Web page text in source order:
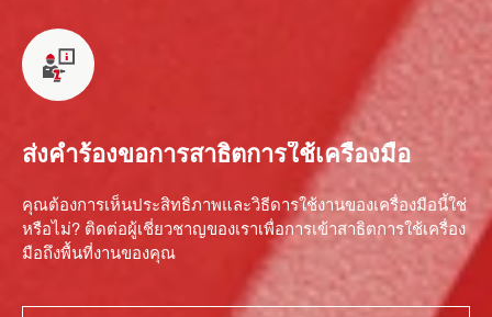
ส่งคำร้องขอการสาธิตการใช้เครื่องมือ
คุณต้องการเห็นประสิทธิภาพและวิธีดารใช้งานของเครื่องมือนี้ใช่
หรือไม่? ติดต่อผู้เชี่ยวชาญของเราเพื่อการเข้าสาธิตการใช้เครื่อง
มือถึงพื้นที่งานของคุณ